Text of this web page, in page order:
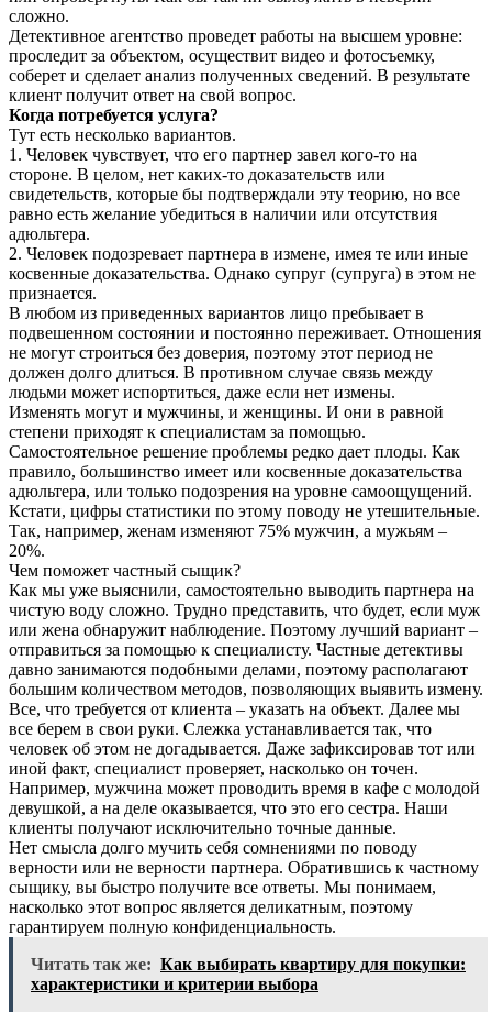
сложно.
Детективное агентство проведет работы на высшем уровне:
проследит за объектом, осуществит видео и фотосъемку,
соберет и сделает анализ полученных сведений. В результате
клиент получит ответ на свой вопрос.
Когда потребуется услуга?
Тут есть несколько вариантов.
1. Человек чувствует, что его партнер завел кого-то на
стороне. В целом, нет каких-то доказательств или
свидетельств, которые бы подтверждали эту теорию, но все
равно есть желание убедиться в наличии или отсутствия
адюльтера.
2. Человек подозревает партнера в измене, имея те или иные
косвенные доказательства. Однако супруг (супруга) в этом не
признается.
В любом из приведенных вариантов лицо пребывает в
подвешенном состоянии и постоянно переживает. Отношения
не могут строиться без доверия, поэтому этот период не
должен долго длиться. В противном случае связь между
людьми может испортиться, даже если нет измены.
Изменять могут и мужчины, и женщины. И они в равной
степени приходят к специалистам за помощью.
Самостоятельное решение проблемы редко дает плоды. Как
правило, большинство имеет или косвенные доказательства
адюльтера, или только подозрения на уровне самоощущений.
Кстати, цифры статистики по этому поводу не утешительные.
Так, например, женам изменяют 75% мужчин, а мужьям –
20%.
Чем поможет частный сыщик?
Как мы уже выяснили, самостоятельно выводить партнера на
чистую воду сложно. Трудно представить, что будет, если муж
или жена обнаружит наблюдение. Поэтому лучший вариант –
отправиться за помощью к специалисту. Частные детективы
давно занимаются подобными делами, поэтому располагают
большим количеством методов, позволяющих выявить измену.
Все, что требуется от клиента – указать на объект. Далее мы
все берем в свои руки. Слежка устанавливается так, что
человек об этом не догадывается. Даже зафиксировав тот или
иной факт, специалист проверяет, насколько он точен.
Например, мужчина может проводить время в кафе с молодой
девушкой, а на деле оказывается, что это его сестра. Наши
клиенты получают исключительно точные данные.
Нет смысла долго мучить себя сомнениями по поводу
верности или не верности партнера. Обратившись к частному
сыщику, вы быстро получите все ответы. Мы понимаем,
насколько этот вопрос является деликатным, поэтому
гарантируем полную конфиденциальность.
Читать так же: Как выбирать квартиру для покупки:
характеристики и критерии выбора